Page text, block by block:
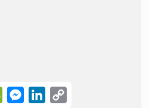
W
e
M
e
L